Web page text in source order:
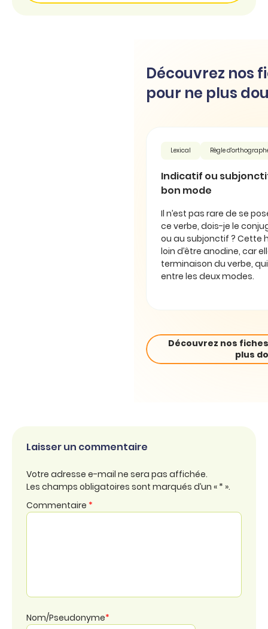
Découvrez nos
pour ne plus
Lexical Règle
Indicatif ou
bon mode
Il n’est pas rare de se
ce verbe, dois-je le
ou au subjonctif ? Cette
loin d’être anodine, car
terminaison du verbe,
entre les deux modes.
Découvrez nos
plus
Laisser un commentaire
Votre adresse e-mail ne sera pas affichée.
Les champs obligatoires sont marqués d’un « * ».
Commentaire *
Nom/Pseudonyme*